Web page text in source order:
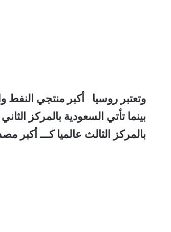
بالمركز الثالث عالميا كـــ أكبر مصدر للنفط